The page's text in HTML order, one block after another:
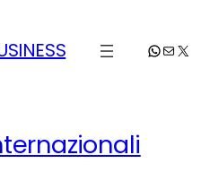
WhatsApp
Email
X